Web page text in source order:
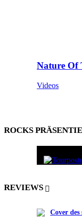
Nature Of
Videos
ROCKS
REVIEWS